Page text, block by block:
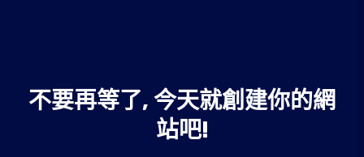
不要再等了, 今天就創建你的網
站吧!